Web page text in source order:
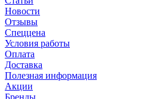
Новости
Отзывы
Спеццена
Условия работы
Оплата
Доставка
Полезная информация
Акции
Бренды